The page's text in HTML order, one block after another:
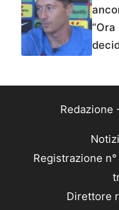
Redazione
Registrazione
Direttore